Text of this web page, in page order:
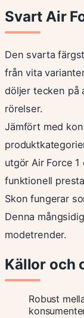
Svart Air
Den svarta
från vita
döljer tecken på
rörelser.
Jämfört med
utgör Air Force
funktionell
Skon fungerar
Denna
modetrender.
Källor och
Robust